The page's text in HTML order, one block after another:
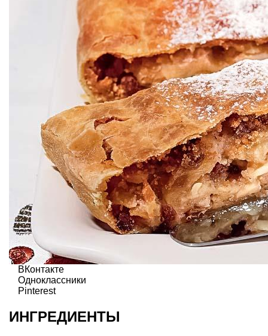
ВКонтакте
Одноклассники
Pinterest
ИНГРЕДИЕНТЫ